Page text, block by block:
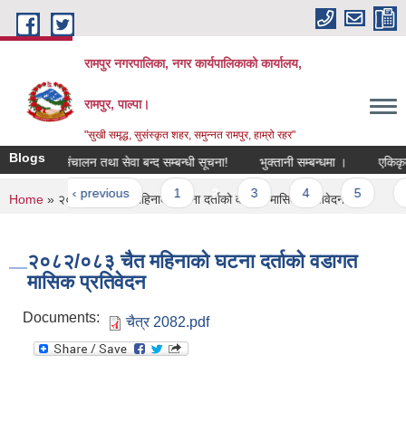
Skip to main content
रामपुर नगरपालिका, नगर कार्यपालिकाको कार्यालय,
रामपुर, पाल्पा।
"सुखी समृद्ध, सुसंस्कृत शहर, समुन्नत रामपुर, हाम्रो रहर"
Blogs एकिकृत घुम्ती शिविर संचालन तथा सेवा बन्द सम्बन्धी सूचना! भुक्तानी सम्बन्धमा । एकिकृत
‹ previous 1 2 3 4 5
You are here
Home » २०८२/०८३ चैत महिनाको घटना दर्ताको वडागत मासिक प्रतिवेदन
२०८२/०८३ चैत महिनाको घटना दर्ताको वडागत
मासिक प्रतिवेदन
Documents: चैत्र 2082.pdf